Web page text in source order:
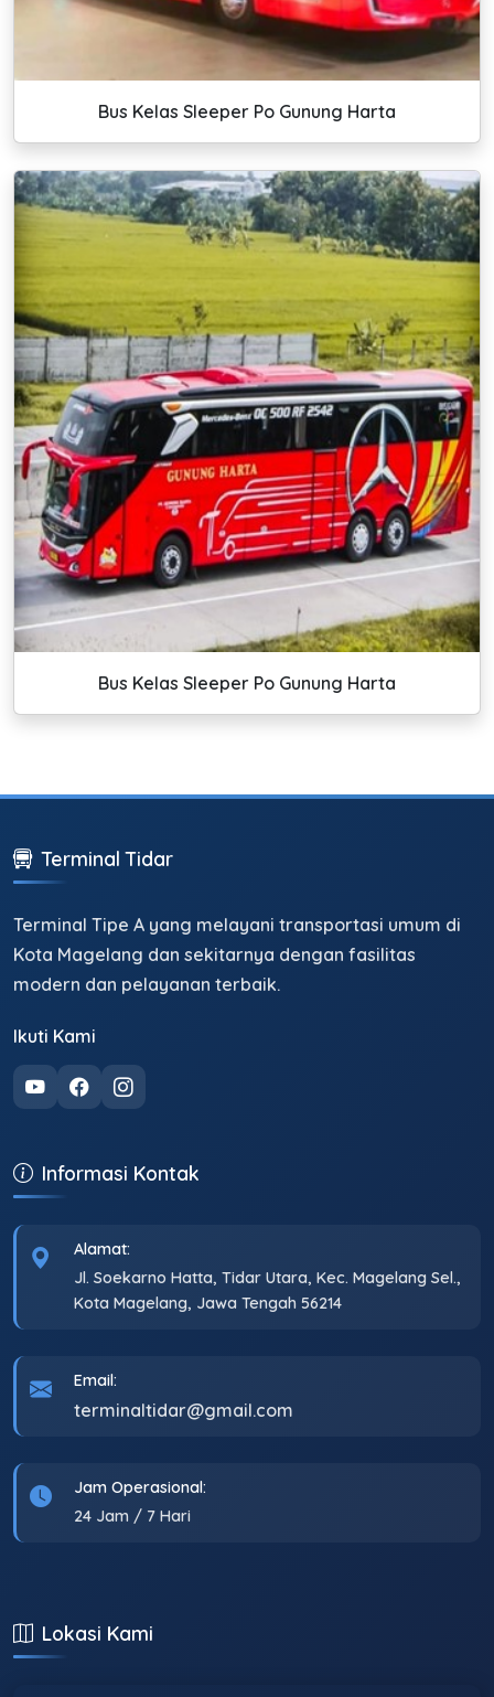
Bus Kelas Sleeper Po Gunung Harta
Bus Kelas Sleeper Po Gunung Harta
Terminal Tidar
Terminal Tipe A yang melayani transportasi umum di
Kota Magelang dan sekitarnya dengan fasilitas
modern dan pelayanan terbaik.
Ikuti Kami
Informasi Kontak
Alamat:
Jl. Soekarno Hatta, Tidar Utara, Kec. Magelang Sel.,
Kota Magelang, Jawa Tengah 56214
Email:
terminaltidar@gmail.com
Jam Operasional:
24 Jam / 7 Hari
Lokasi Kami